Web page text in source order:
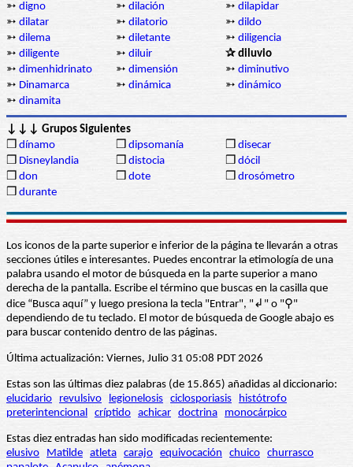
➳ digno ➳ dilación ➳ dilapidar
➳ dilatar ➳ dilatorio ➳ dildo
➳ dilema ➳ diletante ➳ diligencia
➳ diligente ➳ diluir
✰ diluvio
➳ dimenhidrinato ➳ dimensión ➳ diminutivo
➳ Dinamarca ➳ dinámica ➳ dinámico
➳ dinamita
↓↓↓ Grupos Siguientes
❒ dínamo ❒ dipsomanía ❒ disecar
❒ Disneylandia ❒ distocia ❒ dócil
❒ don ❒ dote ❒ drosómetro
❒ durante
Los iconos de la parte superior e inferior de la página te llevarán a otras
secciones útiles e interesantes. Puedes encontrar la etimología de una
palabra usando el motor de búsqueda en la parte superior a mano
derecha de la pantalla. Escribe el término que buscas en la casilla que
dice “Busca aquí” y luego presiona la tecla "Entrar", "↲" o "⚲"
dependiendo de tu teclado. El motor de búsqueda de Google abajo es
para buscar contenido dentro de las páginas.
Última actualización: Viernes, Julio 31 05:08 PDT 2026
Estas son las últimas diez palabras (de 15.865) añadidas al diccionario:
elucidario
revulsivo legionelosis ciclosporiasis
histótrofo
preterintencional críptido achicar doctrina monocárpico
Estas diez entradas han sido modificadas recientemente:
elusivo
Matilde atleta carajo equivocación chuico churrasco